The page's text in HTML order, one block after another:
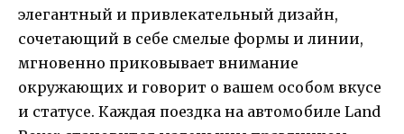
элегантный и привлекательный дизайн,
сочетающий в себе смелые формы и линии,
мгновенно приковывает внимание
окружающих и говорит о вашем особом вкусе
и статусе. Каждая поездка на автомобиле Land